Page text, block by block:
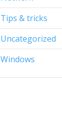
Tips & tricks
Uncategorized
Windows